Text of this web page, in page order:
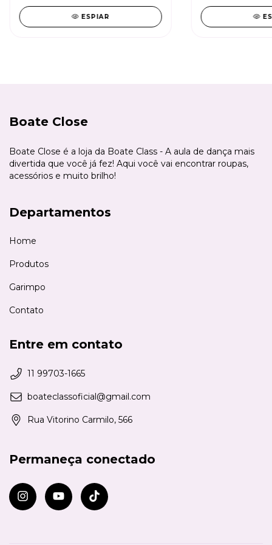
ESPIAR
Boate Close
Boate Close é a loja da Boate Class - A aula de dança mais
divertida que você já fez! Aqui você vai encontrar roupas,
acessórios e muito brilho!
Departamentos
Home
Produtos
Garimpo
Contato
Entre em contato
11 99703-1665
boateclassoficial@gmail.com
Rua Vitorino Carmilo, 566
Permaneça conectado